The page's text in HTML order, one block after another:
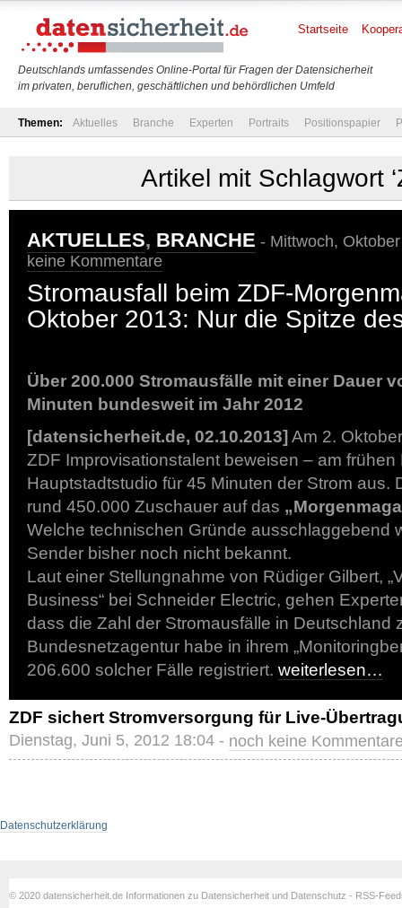
Deutschlands umfassendes Online-Portal für Fragen der Datensicherheit
im privaten, beruflichen, geschäftlichen und behördlichen Umfeld
Startseite
Themen: Aktuelles Branche Experten Portraits Positionspapier
Artikel mit Schlagwort
AKTUELLES, BRANCHE - Mittwoch,
keine Kommentare
Stromausfall beim ZDF-
Oktober 2013: Nur die Spitze
Über 200.000 Stromausfälle mit einer Dauer
Minuten bundesweit im Jahr 2012
[datensicherheit.de, 02.10.2013] Am 2.
ZDF Improvisationstalent beweisen – am frühen
Hauptstadtstudio für 45 Minuten der Strom aus.
rund 450.000 Zuschauer auf das
Welche technischen Gründe ausschlaggebend
Sender bisher noch nicht bekannt.
Laut einer Stellungnahme von Rüdiger Gilbert,
Business“ bei Schneider Electric, gehen
dass die Zahl der Stromausfälle in Deutschland
Bundesnetzagentur habe in ihrem
206.600 solcher Fälle registriert. weiterlesen…
ZDF sichert Stromversorgung für Live-
Dienstag, Juni 5, 2012 18:04 - noch keine
Datenschutzerklärung
© 2020 datensicherheit.de Informationen zu Datensicherheit und Datenschutz - RSS-